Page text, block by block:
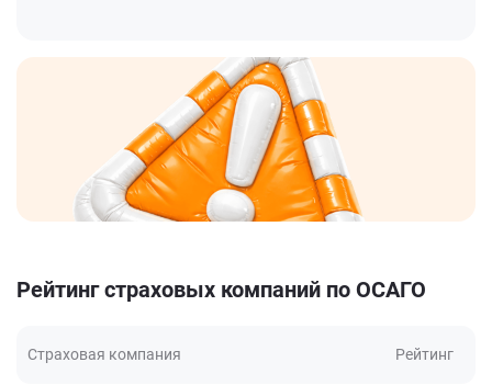
Рейтинг страховых компаний по ОСАГО
Страховая компания Рейтинг